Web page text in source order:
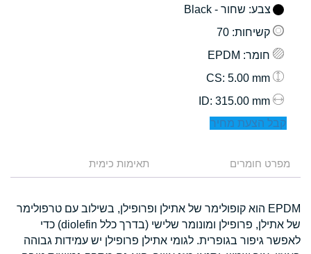
צבע: שחור - Black
קשיחות: 70
חומר: EPDM
: 5.00 mm
: 315.00 mm
קבל הצעת מחיר
מפרט חומרים תאימות כימית
EPDM הוא קופולימר של אתילן ופרופילן, בשילוב עם טרפולימר
של אתילן, פרופילן ומונומר שלישי (בדרך כלל diolefin) כדי
לאפשר גיפור בגופרית. לגומי אתילן פרופילן יש עמידות גבוהה